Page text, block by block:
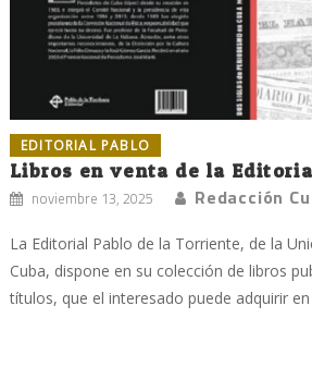
EDITORIAL PABLO
Libros en venta de la
noviembre 13, 2025 Redacción
La Editorial Pablo de la Torriente, de la
Cuba, dispone en su colección de libros
títulos, que el interesado puede adquirir